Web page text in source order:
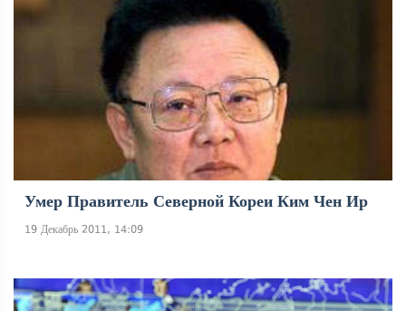
Умер Правитель Северной Кореи Ким Чен Ир
19 Декабрь 2011, 14:09